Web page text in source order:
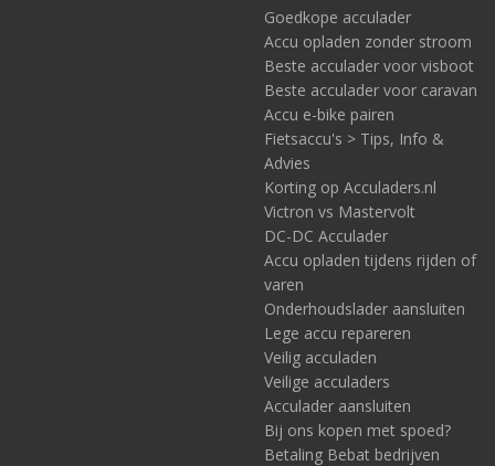
Goedkope acculader
Accu opladen zonder stroom
Beste acculader voor visboot
Beste acculader voor caravan
Accu e-bike pairen
Fietsaccu's > Tips, Info &
Advies
Korting op Acculaders.nl
Victron vs Mastervolt
DC-DC Acculader
Accu opladen tijdens rijden of
varen
Onderhoudslader aansluiten
Lege accu repareren
Veilig acculaden
Veilige acculaders
Acculader aansluiten
Bij ons kopen met spoed?
Betaling Bebat bedrijven